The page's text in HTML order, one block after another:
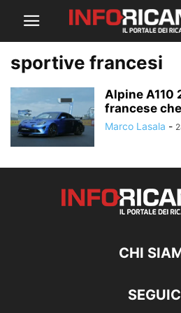
sportive francesi
Alpine A110
francese
Marco Lasala -
CHI